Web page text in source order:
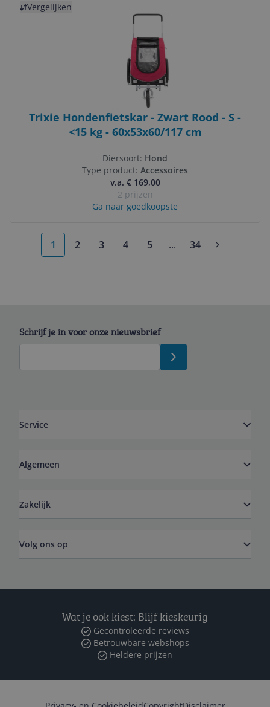
Vergelijken
Trixie Hondenfietskar - Zwart Rood - S -
<15 kg - 60x53x60/117 cm
Diersoort: Hond
Type product: Accessoires
v.a. € 169,00
2 prijzen
Ga naar goedkoopste
1 2 3 4 5 ...More pages
34
Schrijf je in voor onze nieuwsbrief
Service
Algemeen
Zakelijk
Volg ons op
Wat je ook kiest: Blijf kieskeurig
Gecontroleerde reviews
Betrouwbare webshops
Heldere prijzen